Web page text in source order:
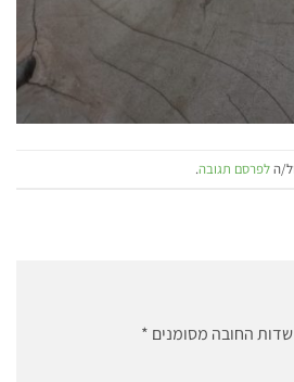
לפרסם תגובה.
שדות החובה מסומנים *